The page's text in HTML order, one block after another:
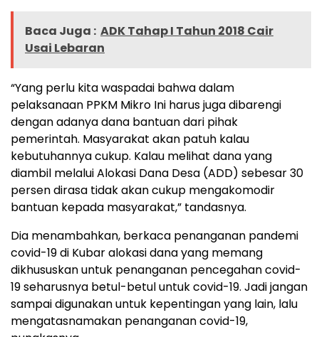
Baca Juga : ADK Tahap I Tahun 2018 Cair
Usai Lebaran
“Yang perlu kita waspadai bahwa dalam
pelaksanaan PPKM Mikro Ini harus juga dibarengi
dengan adanya dana bantuan dari pihak
pemerintah. Masyarakat akan patuh kalau
kebutuhannya cukup. Kalau melihat dana yang
diambil melalui Alokasi Dana Desa (ADD) sebesar 30
persen dirasa tidak akan cukup mengakomodir
bantuan kepada masyarakat,” tandasnya.
Dia menambahkan, berkaca penanganan pandemi
covid-19 di Kubar alokasi dana yang memang
dikhususkan untuk penanganan pencegahan covid-
19 seharusnya betul-betul untuk covid-19. Jadi jangan
sampai digunakan untuk kepentingan yang lain, lalu
mengatasnamakan penanganan covid-19,